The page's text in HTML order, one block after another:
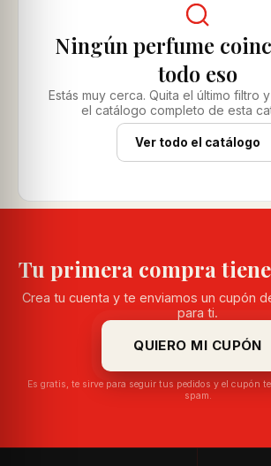
Ningún perfume
todo eso
Estás muy cerca. Quita el último filtro
el catálogo completo de esta
Ver todo el catálogo
Tu primera compra
Crea tu cuenta y te enviamos un cupón
para ti.
QUIERO MI CUPÓN
Es gratis, te sirve para seguir tus pedidos y el cupón
spam.